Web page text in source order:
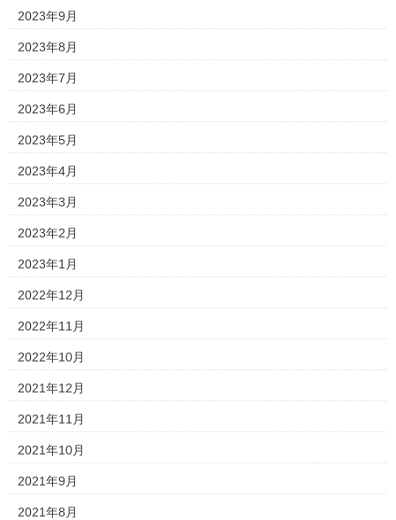
2023年9月
2023年8月
2023年7月
2023年6月
2023年5月
2023年4月
2023年3月
2023年2月
2023年1月
2022年12月
2022年11月
2022年10月
2021年12月
2021年11月
2021年10月
2021年9月
2021年8月